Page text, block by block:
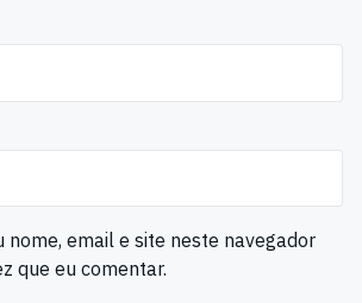
nome, email e site neste navegador
que eu comentar.